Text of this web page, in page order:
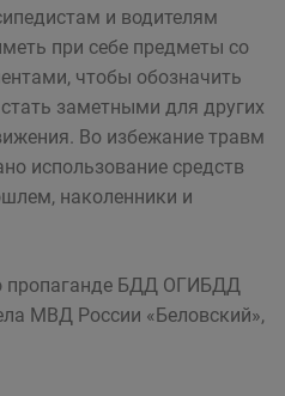
и водителям
при себе предметы со
чтобы обозначить
заметными для других
Во избежание травм
использование средств
наколенники и
пропаганде БДД ОГИБДД
МВД России «Беловский»,